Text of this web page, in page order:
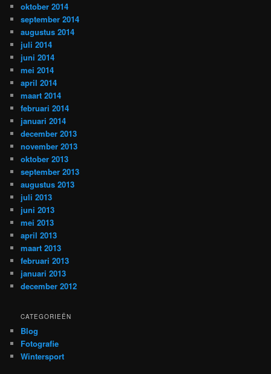
oktober 2014
september 2014
augustus 2014
juli 2014
juni 2014
mei 2014
april 2014
maart 2014
februari 2014
januari 2014
december 2013
november 2013
oktober 2013
september 2013
augustus 2013
juli 2013
juni 2013
mei 2013
april 2013
maart 2013
februari 2013
januari 2013
december 2012
CATEGORIEËN
Blog
Fotografie
Wintersport